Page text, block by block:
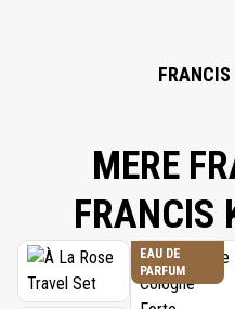
GLYCINE SOJA (SOYBEAN) OIL; CI
MERE
FRANCIS
EAU DE
PARFUM